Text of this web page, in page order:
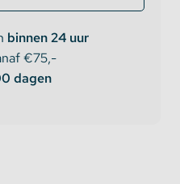
binnen 24 uur
€75,-
dagen